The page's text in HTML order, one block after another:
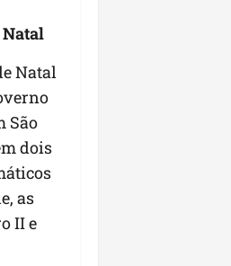
Natal
São
dois
as
II e